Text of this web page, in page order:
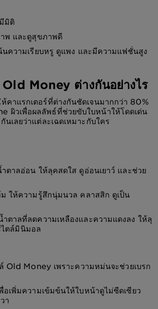
มิติ
พ และดูสุขภาพดี
ความเรียบหรู ดูแพง และมีความแฟชั่นสูง
Money ต่างกันอย่างไร
คาแรกเตอร์ที่ต่างกันชัดเจนมากกว่า 80%
ผิวเพื่อผลลัพธ์ที่ช่วยขับใบหน้าให้โดดเด่น
เลยว่าแต่ละเฉดเหมาะกับใคร
ตาลอ่อน ให้ลุคสดใส ดูอ่อนเยาว์ และช่วย
ให้ความรู้สึกนุ่มนวล คลาสสิก ดูเป็น
ตาลที่ลดความเหลืองและความแดงลง ให้ลุ
ตล์มินิมอล
Old Money เพราะความหม่นจะช่วยเบรก
เพิ่มความเข้มข้นให้ใบหน้าดูไม่ซีดเซียว
า